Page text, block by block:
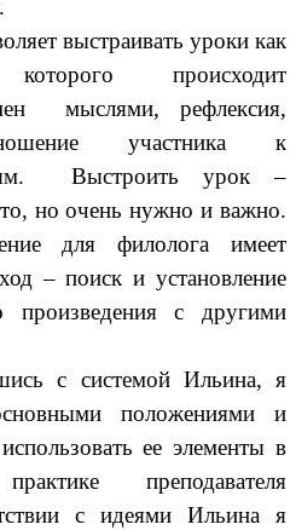
выстраивать уроки как
происходит
мыслями, рефлексия,
участника к
Выстроить урок –
но очень нужно и важно.
для филолога имеет
– поиск и установление
произведения с другими
системой Ильина, я
положениями и
ее элементы в
преподавателя
с идеями Ильина я